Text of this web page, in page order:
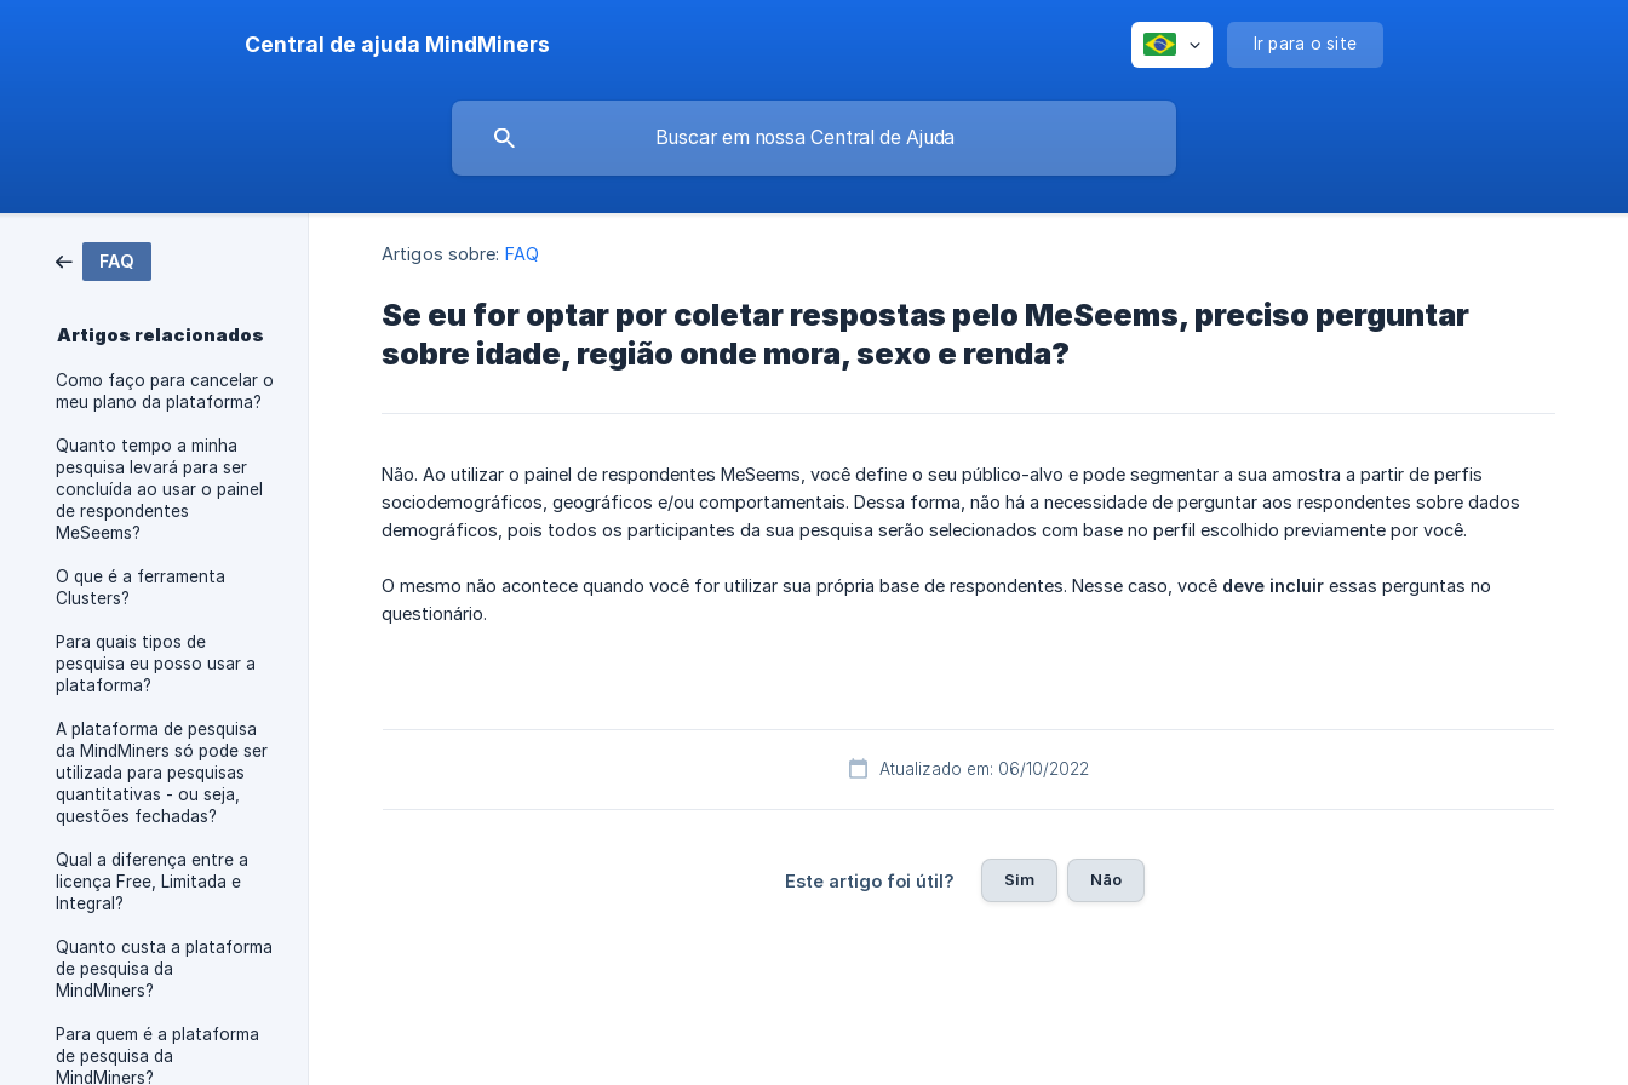
Central de ajuda MindMiners Ir para o site
FAQ
Artigos relacionados
Como faço para cancelar o
meu plano da plataforma?
Quanto tempo a minha
pesquisa levará para ser
concluída ao usar o painel
de respondentes
MeSeems?
O que é a ferramenta
Clusters?
Para quais tipos de
pesquisa eu posso usar a
plataforma?
A plataforma de pesquisa
da MindMiners só pode ser
utilizada para pesquisas
quantitativas - ou seja,
questões fechadas?
Qual a diferença entre a
licença Free, Limitada e
Integral?
Quanto custa a plataforma
de pesquisa da
MindMiners?
Para quem é a plataforma
de pesquisa da
MindMiners?
Artigos sobre: FAQ
Se eu for optar por coletar respostas pelo MeSeems, preciso perguntar
sobre idade, região onde mora, sexo e renda?
Não. Ao utilizar o painel de respondentes MeSeems, você define o seu público-alvo e pode segmentar a sua amostra a partir de perfis
sociodemográficos, geográficos e/ou comportamentais. Dessa forma, não há a necessidade de perguntar aos respondentes sobre dados
demográficos, pois todos os participantes da sua pesquisa serão selecionados com base no perfil escolhido previamente por você.
O mesmo não acontece quando você for utilizar sua própria base de respondentes. Nesse caso, você deve incluir essas perguntas no
questionário.
Atualizado em: 06/10/2022
Este artigo foi útil? Sim Não